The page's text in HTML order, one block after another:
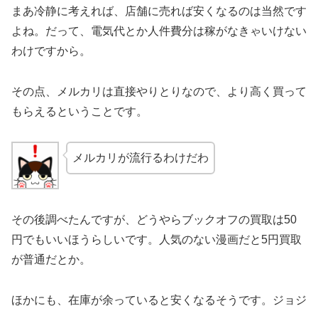
まあ冷静に考えれば、店舗に売れば安くなるのは当然です
よね。だって、電気代とか人件費分は稼がなきゃいけない
わけですから。
その点、メルカリは直接やりとりなので、より高く買って
もらえるということです。
メルカリが流行るわけだわ
その後調べたんですが、どうやらブックオフの買取は50
円でもいいほうらしいです。人気のない漫画だと5円買取
が普通だとか。
ほかにも、在庫が余っていると安くなるそうです。ジョジ